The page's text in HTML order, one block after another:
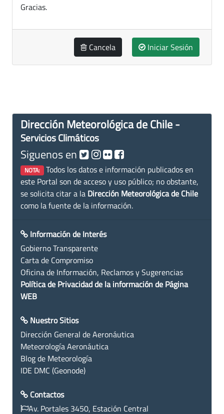
Gracias.
Cancela Iniciar Sesión
Dirección Meteorológica de Chile -
Servicios Climáticos
Siguenos en
NOTA: Todos los datos e información publicados en
este Portal son de acceso y uso público; no obstante,
se solicita citar a la Dirección Meteorológica de Chile
como la fuente de la información.
Información de Interés
Gobierno Transparente
Carta de Compromiso
Oficina de Información, Reclamos y Sugerencias
Política de Privacidad de la información de Página
WEB
Nuestro Sitios
Dirección General de Aeronáutica
Meteorología Aeronáutica
Blog de Meteorología
IDE DMC (Geonode)
Contactos
Av. Portales 3450, Estación Central